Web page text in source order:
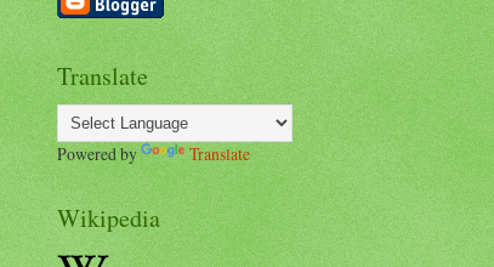
Translate
Powered by Translate
Wikipedia